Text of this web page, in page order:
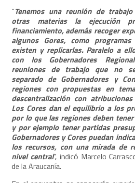
“Tenemos una reunión de
otras materias la ejecución
financiamiento, además recoger
algunos Gores, como
existen y replicarlas. Paralelo a
con los Gobernadores
reuniones de trabajo que no
separado de Gobernadores y
regiones con propuestas en
descentralización con
Los Cores dan el equilibrio a los
por lo que las regiones deben
y por ejemplo tener partidas
Gobernadores y Cores puedan
los recursos, con una mirada de
nivel central”, indicó Marcelo
de la Araucanía.